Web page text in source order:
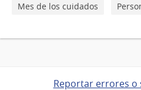
Mes de los cuidados
Reportar errores o